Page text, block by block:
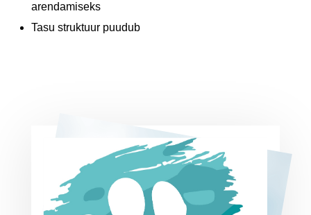
arendamiseks
Tasu struktuur puudub